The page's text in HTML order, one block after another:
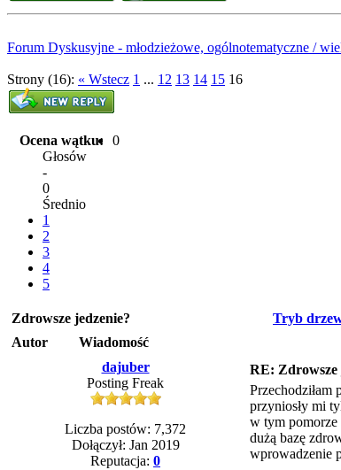
Forum Dyskusyjne - młodzieżowe, ogólnotematyczne /
Strony (16): « Wstecz 1 ... 12 13 14 15 16
Ocena wątku:
0
Głosów
-
0
Średnio
1
2
3
4
5
Tryb
Zdrowsze jedzenie?
Autor
Wiadomość
dajuber
Posting Freak
Liczba postów: 7,372
Dołączył: Jan 2019
Reputacja: 0
RE: Zdrowsze
Przechodziłam
przyniosły mi
w tym pomorze
dużą bazę
wprowadzenie